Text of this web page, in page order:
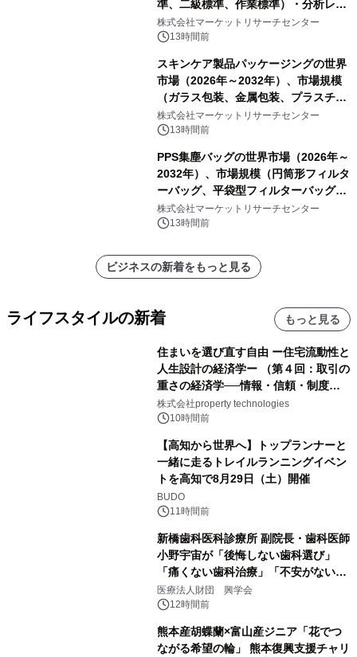
準、二級標準、作業標準）・分析レポ
ートを発表
株式会社マーケットリサーチセンター
13時間前
スキンケア製品パッケージングの世界
市場（2026年～2032年）、市場規模
（ガラス包装、金属包装、プラスチッ
ク包装、その他）・分析レポートを発
表
株式会社マーケットリサーチセンター
13時間前
PPS集塵バッグの世界市場（2026年～
2032年）、市場規模（円筒形フィルタ
ーバッグ、平袋型フィルターバッグ、
プリーツフィルターバッグ、その
他）・分析レポートを発表
株式会社マーケットリサーチセンター
13時間前
ビジネスの新着をもっと見る
ライフスタイルの新着 もっと見る
住まいを選び直す自由 ー住宅流動性と
人生設計の経済学ー （第４回：取引の
重さの経済学──情報・信頼・制度を
PropTechはどう組み替えるか）｜
PropTech-Lab
株式会社property technologies
10時間前
【高知から世界へ】トップランナーと
一緒に走るトレイルランニングイベン
トを高知で8月29日（土）開催
BUDO
11時間前
新橋歯科医科診療所 副院長・歯科医師
小野宇宙が「後悔しない歯科選び」
「痛くない歯科治療」「不安がない治
療計画」をテーマに専門監修
医療法人財団 興学会
12時間前
熊本産胡蝶蘭×富山産ジニア「花でつ
ながる希望の輪」 熊本復興支援チャリ